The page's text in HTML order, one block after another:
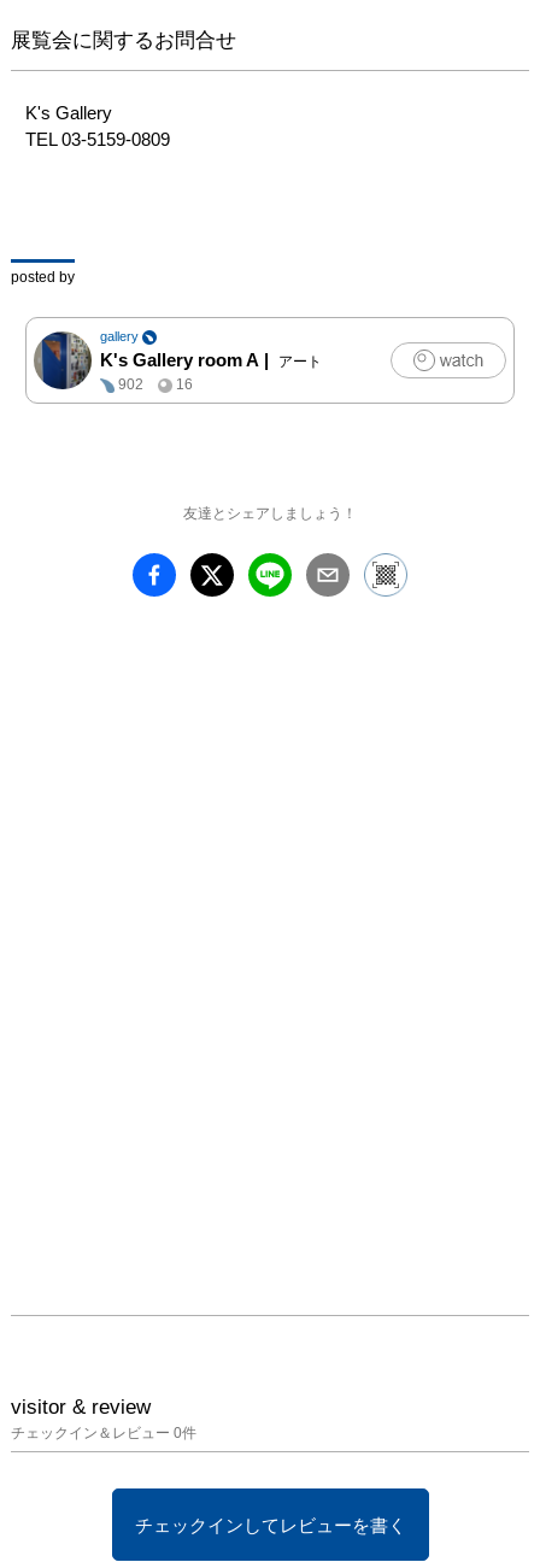
展覧会に関するお問合せ
K's Gallery
TEL 03-5159-0809
posted by
gallery
K's Gallery room A |
アート
902
16
友達とシェアしましょう！
visitor & review
チェックイン＆レビュー 0件
チェックインしてレビューを書く